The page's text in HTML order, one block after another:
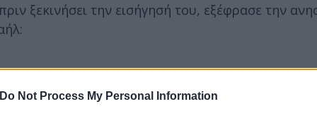
Do Not Process My Personal Information
ξεκινήσει την εισήγησή του, εξέφρασε την
βίας χιλιάδων νεκρών στον οποίο βυθίζεται η
Γάζα, την πιθανή επέκταση της σύρραξης σε
Η απολύτως καταδικαστέα επίθεση της